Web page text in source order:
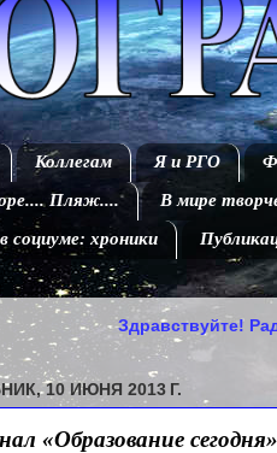
Коллегам Я и РГО
Пляж.... В мире
социуме: хроники
Рада
10 ИЮНЯ 2013 Г.
«Образование сегодня»